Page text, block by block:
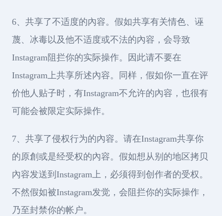
6、共享了不适度的內容。假如共享有关情色、诬
蔑、冰毒以及他不适度或不法的內容，会导致
Instagram阻拦你的实际操作。因此请不要在
Instagram上共享所述內容。同样，假如你一直在评
价他人贴子时，有Instagram不允许的內容，也很有
可能会被限定实际操作。
7、共享了侵权行为的內容。请在Instagram共享你
的原創或是经受权的內容。假如想从别的地区拷贝
內容发送到Instagram上，必须得到创作者的受权。
不然假如被Instagram发觉，会阻拦你的实际操作，
乃至封禁你的帐户。